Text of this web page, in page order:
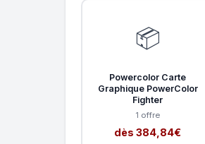
📦
Powercolor Carte
Graphique PowerColor
Fighter
1 offre
dès 384,84€